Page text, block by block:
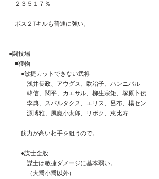
２３５１７％
ボス２Tキルも普通に強い。
●闘技場
■獲物
●敏捷カットできない武将
浅井長政、アウグス、欧冶子、ハンニバル
韓信、関平、カエサル、柳生宗矩、塚原卜伝
李典、スパルタクス、エリス、呂布、楊セン
源博雅、風魔小太郎、リボク、恵比寿
筋力が高い相手を狙うので。
●謀士全般
謀士は敏捷ダメージに基本弱い。
（大喬小喬以外）